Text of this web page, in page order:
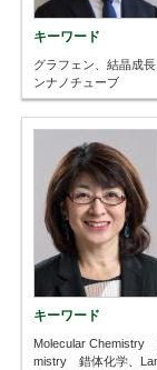
キーワード
グラフェン、結晶成
ンナノチューブ
キーワード
Molecular Chemistry
mistry 錯体化学、